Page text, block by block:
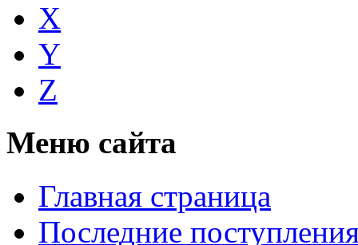
X
Y
Z
Меню сайта
Главная страница
Последние